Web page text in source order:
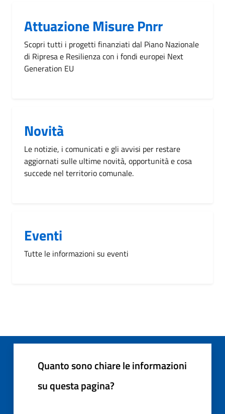
Attuazione Misure Pnrr
Scopri tutti i progetti finanziati dal Piano Nazionale
di Ripresa e Resilienza con i fondi europei Next
Generation EU
Novità
Le notizie, i comunicati e gli avvisi per restare
aggiornati sulle ultime novità, opportunità e cosa
succede nel territorio comunale.
Eventi
Tutte le informazioni su eventi
Quanto sono chiare le informazioni
su questa pagina?